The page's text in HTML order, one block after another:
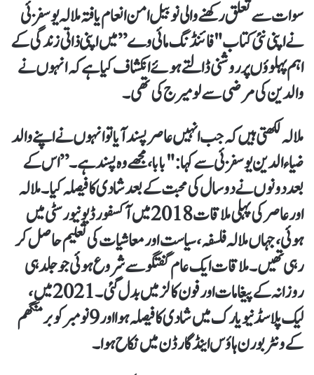
سوات سے تعلق رکھنے والی نوبیل امن انعام یافتہ ملالہ یوسفزئی
نے اپنی نئی کتاب "فائنڈنگ مائی وے” میں اپنی ذاتی زندگی کے
اہم پہلوؤں پر روشنی ڈالتے ہوئے انکشاف کیا ہے کہ انہوں نے
والدین کی مرضی سے لو میرج کی تھی۔
ملالہ لکھتی ہیں کہ جب انہیں عاصر پسند آیا تو انہوں نے اپنے والد
ضیاء الدین یوسفزئی سے کہا: "بابا، مجھے وہ پسند ہے۔” اس کے
بعد دونوں نے دو سال کی محبت کے بعد شادی کا فیصلہ کیا۔ ملالہ
اور عاصر کی پہلی ملاقات 2018 میں آکسفورڈ یونیورسٹی میں
ہوئی، جہاں ملالہ فلسفہ، سیاست اور معاشیات کی تعلیم حاصل کر
رہی تھیں۔ ملاقات ایک عام گفتگو سے شروع ہوئی جو جلد ہی
روزانہ کے پیغامات اور فون کالز میں بدل گئی۔ 2021 میں،
لیک پلاسڈ نیویارک میں شادی کا فیصلہ ہوا اور 9 نومبر کو برمنگھم
کے ونٹر بورن ہاؤس اینڈ گارڈن میں نکاح ہوا۔